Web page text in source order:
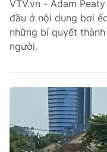
VTV.vn - Adam
đầu ở nội dung bơi
những bí quyết
người.